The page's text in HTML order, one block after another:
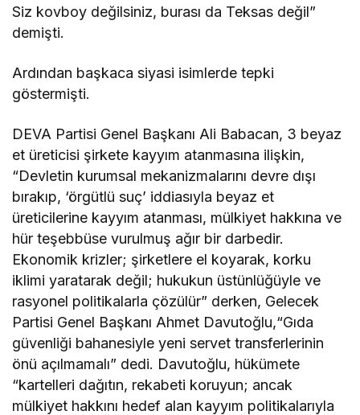
Siz kovboy değilsiniz, burası da Teksas değil”
demişti.
Ardından başkaca siyasi isimlerde tepki
göstermişti.
DEVA Partisi Genel Başkanı Ali Babacan, 3 beyaz
et üreticisi şirkete kayyım atanmasına ilişkin,
“Devletin kurumsal mekanizmalarını devre dışı
bırakıp, ‘örgütlü suç’ iddiasıyla beyaz et
üreticilerine kayyım atanması, mülkiyet hakkına ve
hür teşebbüse vurulmuş ağır bir darbedir.
Ekonomik krizler; şirketlere el koyarak, korku
iklimi yaratarak değil; hukukun üstünlüğüyle ve
rasyonel politikalarla çözülür” derken, Gelecek
Partisi Genel Başkanı Ahmet Davutoğlu,“Gıda
güvenliği bahanesiyle yeni servet transferlerinin
önü açılmamalı” dedi. Davutoğlu, hükümete
“kartelleri dağıtın, rekabeti koruyun; ancak
mülkiyet hakkını hedef alan kayyım politikalarıyla